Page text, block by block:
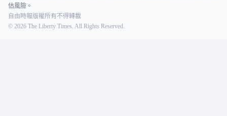
估風險。
自由時報版權所有不得轉載
© 2026 The Liberty Times. All Rights Reserved.